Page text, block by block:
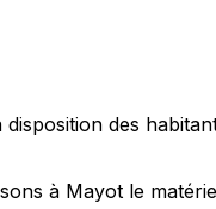
des
à Mayot le